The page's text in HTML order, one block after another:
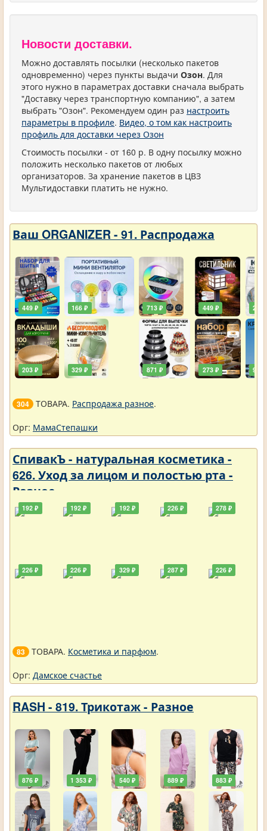
Новости доставки.
Можно доставлять посылки (несколько пакетов
одновременно) через пункты выдачи Озон. Для
этого нужно в параметрах доставки сначала выбрать
"Доставку через транспортную компанию", а затем
выбрать "Озон". Рекомендуем один раз настроить
параметры в профиле. Видео, о том как настроить
профиль для доставки через Озон
Стоимость посылки - от 160 р. В одну посылку можно
положить несколько пакетов от любых
организаторов. За хранение пакетов в ЦВЗ
Мультидоставки платить не нужно.
Ваш ORGANIZER - 91. Распродажа
449 ₽
203 ₽
166 ₽
329 ₽
713 ₽
871 ₽
449 ₽
273 ₽
203
90 ₽
304 ТОВАРА. Распродажа разное.
Орг: МамаСтепашки
СпивакЪ - натуральная косметика -
626. Уход за лицом и полостью рта -
Разное
192 ₽
226 ₽
192 ₽
226 ₽
192 ₽
329 ₽
226 ₽
287 ₽
278 ₽
226 ₽
83 ТОВАРА. Косметика и парфюм.
Орг: Дамское счастье
RASH - 819. Трикотаж - Разное
876 ₽ 1 353 ₽ 540 ₽ 889 ₽ 883 ₽